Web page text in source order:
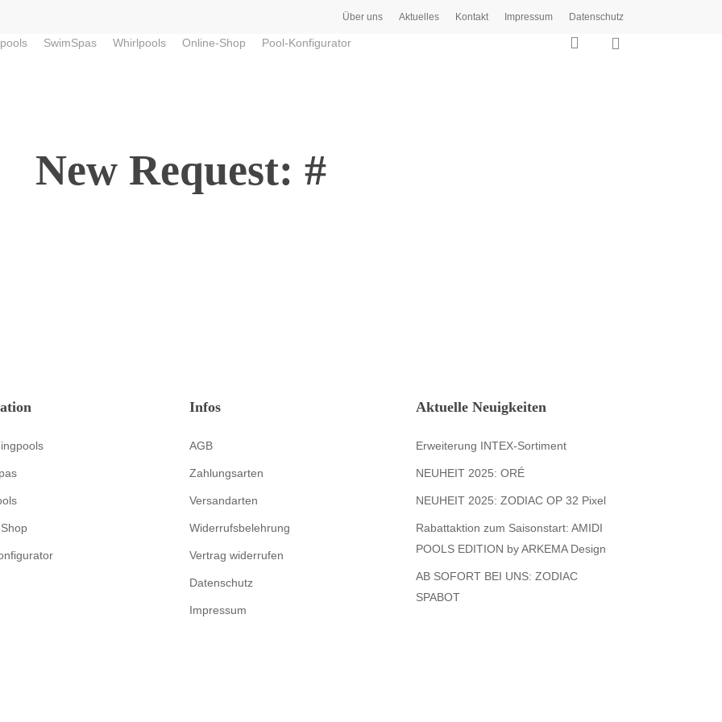
Über uns Aktuelles Kontakt Impressum Datenschutz
SwimSpas Whirlpools Online-Shop Pool-Konfigurator search
New Request: #
Infos
AGB
Zahlungsarten
Versandarten
Widerrufsbelehrung
Vertrag widerrufen
Datenschutz
Impressum
Aktuelle Neuigkeiten
Erweiterung INTEX-Sortiment
NEUHEIT 2025: ORÉ
NEUHEIT 2025: ZODIAC OP 32 Pixel
Rabattaktion zum Saisonstart: AMIDI
POOLS EDITION by ARKEMA Design
AB SOFORT BEI UNS: ZODIAC
SPABOT